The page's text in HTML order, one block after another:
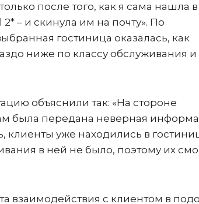
после того, как я сама нашла в
– и скинула им на почту». По
гостиница оказалась, как
ниже по классу обслуживания и
объяснили так: «На стороне
была передана неверная
уже находились в
в ней не было, поэтому их
взаимодействия с клиентом в